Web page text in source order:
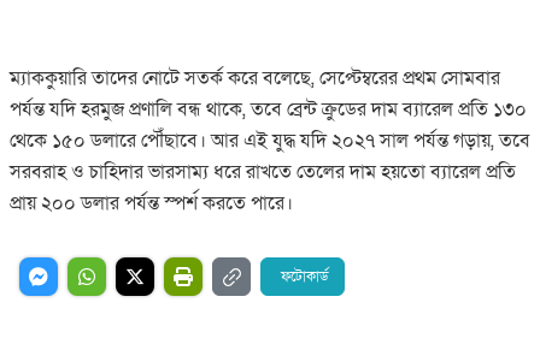
ম্যাককুয়ারি তাদের নোটে সতর্ক করে বলেছে, সেপ্টেম্বরের প্রথম সোমবার
পর্যন্ত যদি হরমুজ প্রণালি বন্ধ থাকে, তবে ব্রেন্ট ক্রুডের দাম ব্যারেল প্রতি ১৩০
থেকে ১৫০ ডলারে পৌঁছাবে। আর এই যুদ্ধ যদি ২০২৭ সাল পর্যন্ত গড়ায়, তবে
সরবরাহ ও চাহিদার ভারসাম্য ধরে রাখতে তেলের দাম হয়তো ব্যারেল প্রতি
প্রায় ২০০ ডলার পর্যন্ত স্পর্শ করতে পারে।
ফটোকার্ড